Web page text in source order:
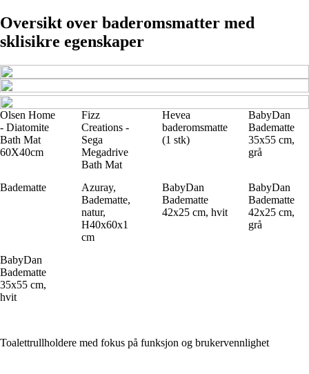
Oversikt over baderomsmatter med
sklisikre egenskaper
Olsen Home
- Diatomite
Bath Mat
60X40cm
Fizz
Creations -
Sega
Megadrive
Bath Mat
Hevea
baderomsmatte
(1 stk)
BabyDan
Badematte
35x55 cm,
grå
Badematte
Azuray,
Badematte,
natur,
H40x60x1
cm
BabyDan
Badematte
42x25 cm, hvit
BabyDan
Badematte
42x25 cm,
grå
BabyDan
Badematte
35x55 cm,
hvit
Toalettrullholdere med fokus på funksjon og brukervennlighet